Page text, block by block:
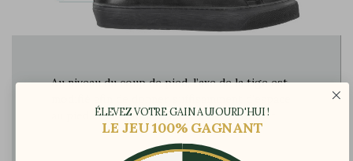
Au niveau du coup de pied, l’axe de la tige est
au pied et de garantir maintient et confort
ÉLEVEZ VOTRE GAIN AUJOURD'HUI !
LE JEU 100% GAGNANT